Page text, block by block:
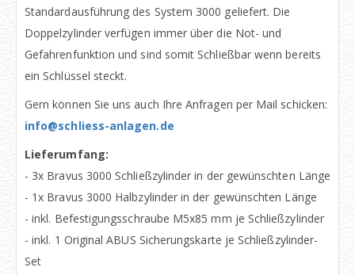
Standardausführung des System 3000 geliefert. Die
Doppelzylinder verfügen immer über die Not- und
Gefahrenfunktion und sind somit Schließbar wenn bereits
ein Schlüssel steckt.
Gern können Sie uns auch Ihre Anfragen per Mail schicken:
info@schliess-anlagen.de
Lieferumfang:
- 3x Bravus 3000 Schließzylinder in der gewünschten Länge
- 1x Bravus 3000 Halbzylinder in der gewünschten Länge
- inkl. Befestigungsschraube M5x85 mm je Schließzylinder
- inkl. 1 Original ABUS Sicherungskarte je Schließzylinder-
Set